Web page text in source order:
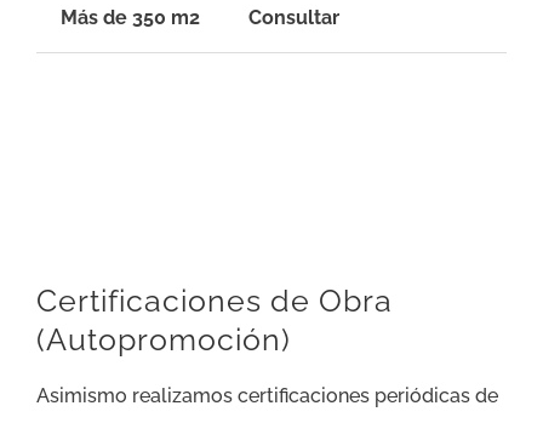
Más de 350 m2 Consultar
Certificaciones de Obra
(Autopromoción)
Asimismo realizamos certificaciones periódicas de